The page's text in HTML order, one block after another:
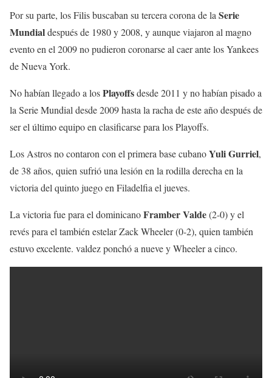
Por su parte, los Filis buscaban su tercera corona de laSerie
Mundialdespués de 1980 y 2008, y aunque viajaron al magno
evento en el 2009 no pudieron coronarse al caer ante los Yankees
de Nueva York.
No habían llegado a losPlayoffsdesde 2011 y no habían pisado a
la Serie Mundial desde 2009 hasta la racha de este año después de
ser el último equipo en clasificarse para los Playoffs.
Los Astros no contaron con el primera base cubanoYuli Gurriel,
de 38 años, quien sufrió una lesión en la rodilla derecha en la
victoria del quinto juego en Filadelfia el jueves.
La victoria fue para el dominicanoFramber Valde(2-0) y el
revés para el también estelar Zack Wheeler (0-2), quien también
estuvo excelente. valdez ponchó a nueve y Wheeler a cinco.